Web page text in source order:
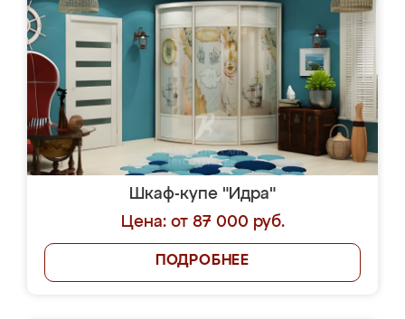
Шкаф-купе "Идра"
Цена: от 87 000 руб.
ПОДРОБНЕЕ